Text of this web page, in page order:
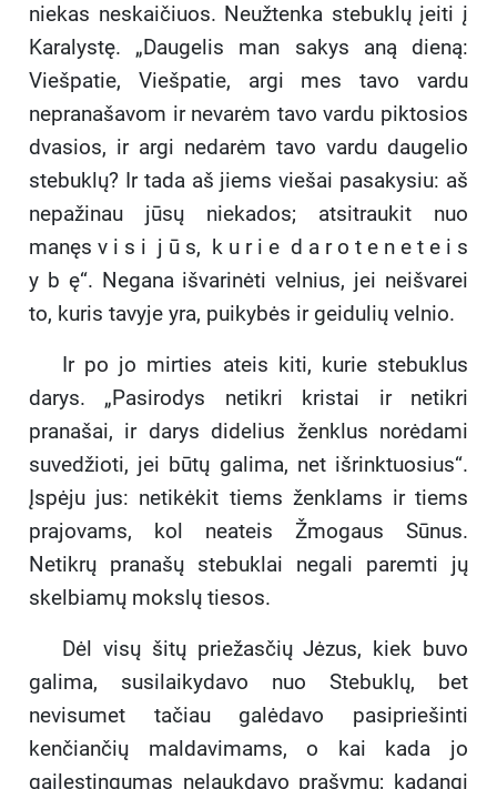
niekas neskaičiuos. Neužtenka stebuklų įeiti į
Karalystę. „Daugelis man sakys aną dieną:
Viešpatie, Viešpatie, argi mes tavo vardu
nepranašavom ir nevarėm tavo vardu piktosios
dvasios, ir argi nedarėm tavo vardu daugelio
stebuklų? Ir tada aš jiems viešai pasakysiu: aš
nepažinau jūsų niekados; atsitraukit nuo
manęs v i s i j ū s, k u r i e d a r o t e n e t e i s
y b ę“. Negana išvarinėti velnius, jei neišvarei
to, kuris tavyje yra, puikybės ir geidulių velnio.
Ir po jo mirties ateis kiti, kurie stebuklus
darys. „Pasirodys netikri kristai ir netikri
pranašai, ir darys didelius ženklus norėdami
suvedžioti, jei būtų galima, net išrinktuosius“.
Įspėju jus: netikėkit tiems ženklams ir tiems
prajovams, kol neateis Žmogaus Sūnus.
Netikrų pranašų stebuklai negali paremti jų
skelbiamų mokslų tiesos.
Dėl visų šitų priežasčių Jėzus, kiek buvo
galima, susilaikydavo nuo Stebuklų, bet
nevisumet tačiau galėdavo pasipriešinti
kenčiančių maldavimams, o kai kada jo
gailestingumas nelaukdavo prašymų; kadangi